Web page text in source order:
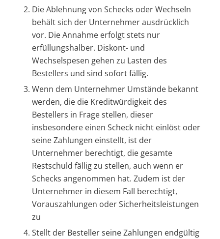
Die Ablehnung von Schecks oder Wechseln
behält sich der Unternehmer ausdrücklich
vor. Die Annahme erfolgt stets nur
erfüllungshalber. Diskont- und
Wechselspesen gehen zu Lasten des
Bestellers und sind sofort fällig.
Wenn dem Unternehmer Umstände bekannt
werden, die die Kreditwürdigkeit des
Bestellers in Frage stellen, dieser
insbesondere einen Scheck nicht einlöst oder
seine Zahlungen einstellt, ist der
Unternehmer berechtigt, die gesamte
Restschuld fällig zu stellen, auch wenn er
Schecks angenommen hat. Zudem ist der
Unternehmer in diesem Fall berechtigt,
Vorauszahlungen oder Sicherheitsleistungen
zu
Stellt der Besteller seine Zahlungen endgültig